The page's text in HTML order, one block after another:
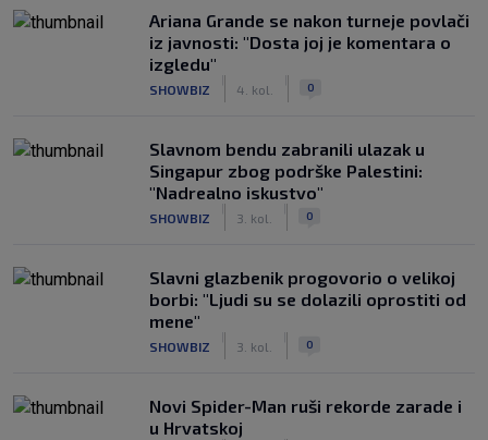
Ariana Grande se nakon turneje povlači
iz javnosti: "Dosta joj je komentara o
izgledu"
SHOWBIZ 4. kol. 0
Slavnom bendu zabranili ulazak u
Singapur zbog podrške Palestini:
"Nadrealno iskustvo"
SHOWBIZ 3. kol. 0
Slavni glazbenik progovorio o velikoj
borbi: "Ljudi su se dolazili oprostiti od
mene"
SHOWBIZ 3. kol. 0
Novi Spider-Man ruši rekorde zarade i
u Hrvatskoj